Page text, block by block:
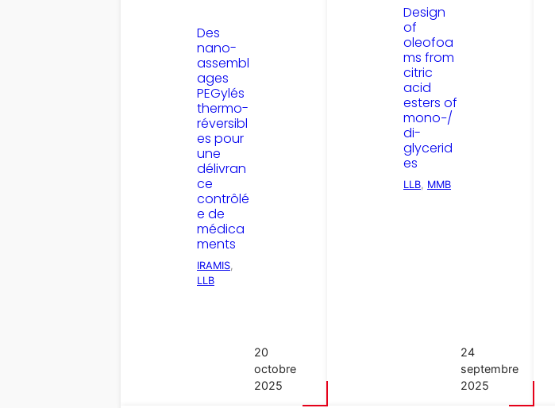
Des
nano-
assembl
ages
PEGylés
thermo-
réversibl
es pour
une
délivran
ce
contrôlé
e de
médica
ments
IRAMIS
LLB
20
octobre
2025
Design
of
oleofoa
ms from
citric
acid
esters of
mono−/
di-
glycerid
es
LLB MMB
24
septembre
2025